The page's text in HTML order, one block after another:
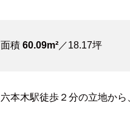
面積 60.09m²／18.17坪
六本木駅徒歩２分の立地か